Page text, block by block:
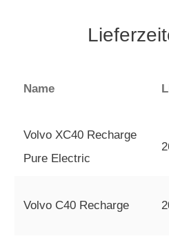
Name
Volvo XC40 Recharge
Pure Electric
Volvo C40 Recharge